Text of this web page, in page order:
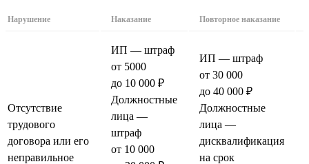
Нарушение Наказание Повторное наказание
Отсутствие
трудового
договора или его
неправильное
ИП — штраф
от 5000
до 10 000 ₽
Должностные
лица —
штраф
от 10 000
ИП — штраф
от 30 000
до 40 000 ₽
Должностные
лица —
дисквалификация
на срок